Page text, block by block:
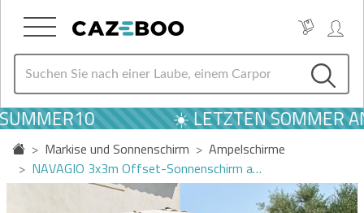
☀️ LETZTEN SOMMER
Markise und Sonnenschirm
Ampelschirme
NAVAGIO 3x3m Offset-Sonnenschirm a…